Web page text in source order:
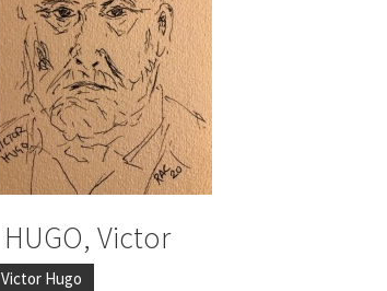
HUGO, Victor
Victor Hugo